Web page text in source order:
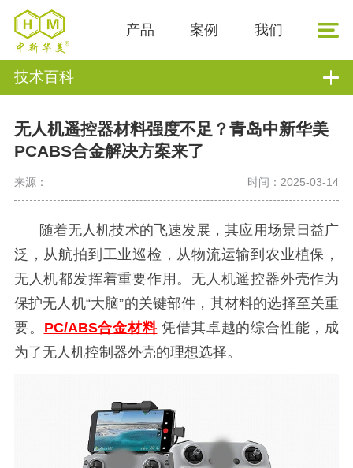
产品 案例 我们
技术百科
无人机遥控器材料强度不足？青岛中新华美
PCABS合金解决方案来了
来源： 时间：2025-03-14
随着无人机技术的飞速发展，其应用场景日益广
泛，从航拍到工业巡检，从物流运输到农业植保，
无人机都发挥着重要作用。无人机遥控器外壳作为
保护无人机“大脑”的关键部件，其材料的选择至关重
要。 PC/ABS合金材料 凭借其卓越的综合性能，成
为了无人机控制器外壳的理想选择。